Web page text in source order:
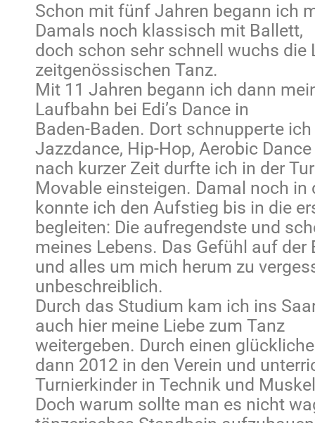
Schon mit fünf Jahren begann ich
Damals noch klassisch mit Ballett,
doch schon sehr schnell wuchs die
zeitgenössischen Tanz.
Mit 11 Jahren begann ich dann
Laufbahn bei Edi’s Dance in
Baden-Baden. Dort schnupperte
Jazzdance, Hip-Hop, Aerobic
nach kurzer Zeit durfte ich in der
Movable einsteigen. Damal noch in
konnte ich den Aufstieg bis in die
begleiten: Die aufregendste und
meines Lebens. Das Gefühl auf der
und alles um mich herum zu
unbeschreiblich.
Durch das Studium kam ich ins
auch hier meine Liebe zum Tanz
weitergeben. Durch einen
dann 2012 in den Verein und
Turnierkinder in Technik und
Doch warum sollte man es nicht